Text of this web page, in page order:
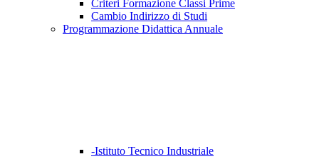
Criteri Formazione Classi Prime
Cambio Indirizzo di Studi
Programmazione Didattica Annuale
-Istituto Tecnico Industriale